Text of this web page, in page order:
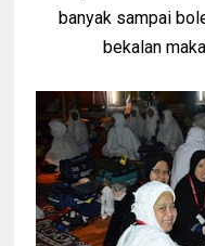
banyak sampai
bekalan